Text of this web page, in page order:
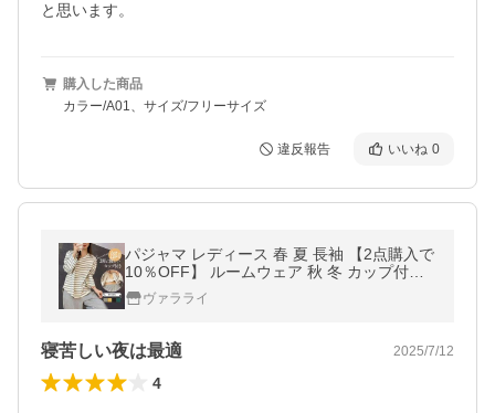
と思います。
購入した商品
カラー/A01、サイズ/フリーサイズ
違反報告 いいね 0
パジャマ レディース 春 夏 長袖 【2点購入で
10％OFF】 ルームウェア 秋 冬 カップ付き
ナイトウェア ロングパンツ 春 夏 寝間着 着
心地 部屋着 入院 産後 爆買
ヴァラライ
寝苦しい夜は最適 2025/7/12
4